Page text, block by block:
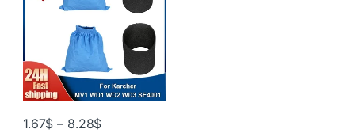
1.67$ – 8.28$